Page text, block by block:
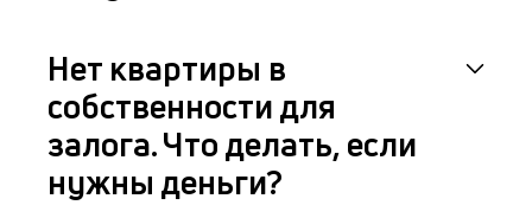
Нет квартиры в
собственности для
залога. Что делать, если
нужны деньги?